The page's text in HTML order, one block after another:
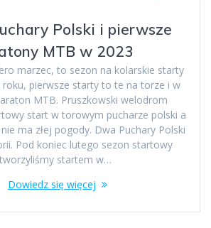
Polski i pierwsze
MTB w 2023
marzec, to sezon na kolarskie starty
roku, pierwsze starty to te na torze i w
MTB. Pruszkowski welodrom
start w torowym pucharze polski a
ma złej pogody. Dwa Puchary Polski
Pod koniec lutego sezon startowy
startem w…
Dowiedz się więcej